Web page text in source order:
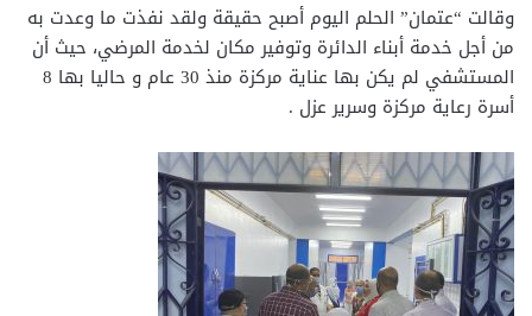
وقالت “عتمان” الحلم اليوم أصبح حقيقة ولقد نفذت ما وعدت به
من أجل خدمة أبناء الدائرة وتوفير مكان لخدمة المرضي، حيث أن
المستشفي لم يكن بها عناية مركزة منذ 30 عام و حاليا بها 8
أسرة رعاية مركزة وسرير عزل .